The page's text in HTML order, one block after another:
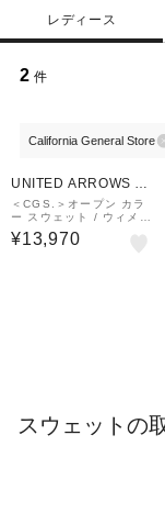
レディース
2 件
California General Store
UNITED ARROWS O
UTLET
＜CGS.＞オープン カラ
ー スウェット / ウィメン
ズ
¥13,970
スウェットの